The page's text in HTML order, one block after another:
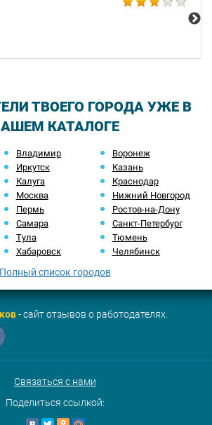
ТВОЕГО ГОРОДА УЖЕ В
КАТАЛОГЕ
Владимир
Воронеж
Иркутск
Казань
Калуга
Краснодар
Москва
Нижний Новгород
Пермь
Ростов-на-Дону
Самара
Санкт-Петербург
Тула
Тюмень
Хабаровск Челябинск
Полный список городов
- сайт отзывов о работодателях.
Связаться с нами
Поделиться ссылкой: